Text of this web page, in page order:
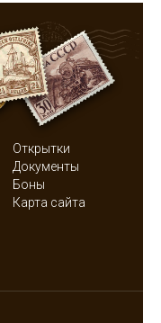
Открытки
Документы
Боны
Карта сайта